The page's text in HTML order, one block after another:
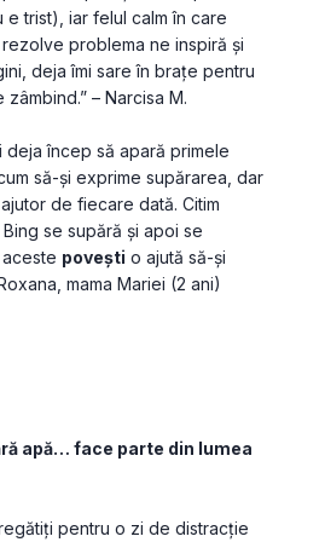
trist), iar felul calm în care
problema ne inspiră și
deja îmi sare în brațe pentru
– Narcisa M.
deja încep să apară primele
să-și exprime supărarea, dar
de fiecare dată. Citim
se supără și apoi se
povești o ajută să-și
mama Mariei (2 ani)
apă… face parte din lumea
pentru o zi de distracție